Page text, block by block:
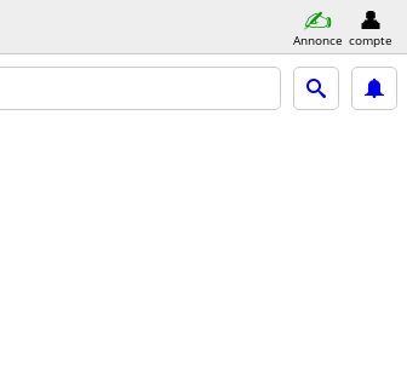
Annonce compte